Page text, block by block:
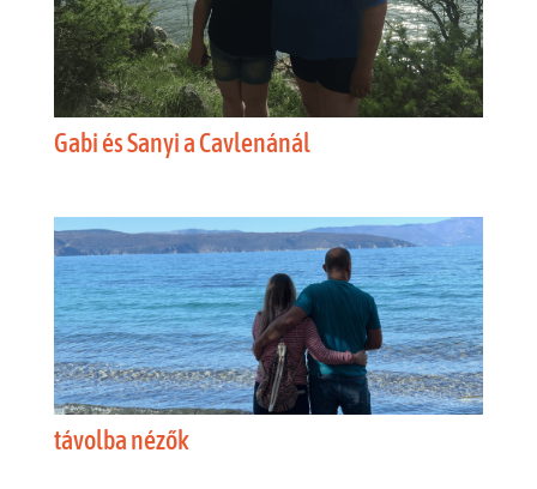
Gabi és Sanyi a Cavlenánál
távolba nézők